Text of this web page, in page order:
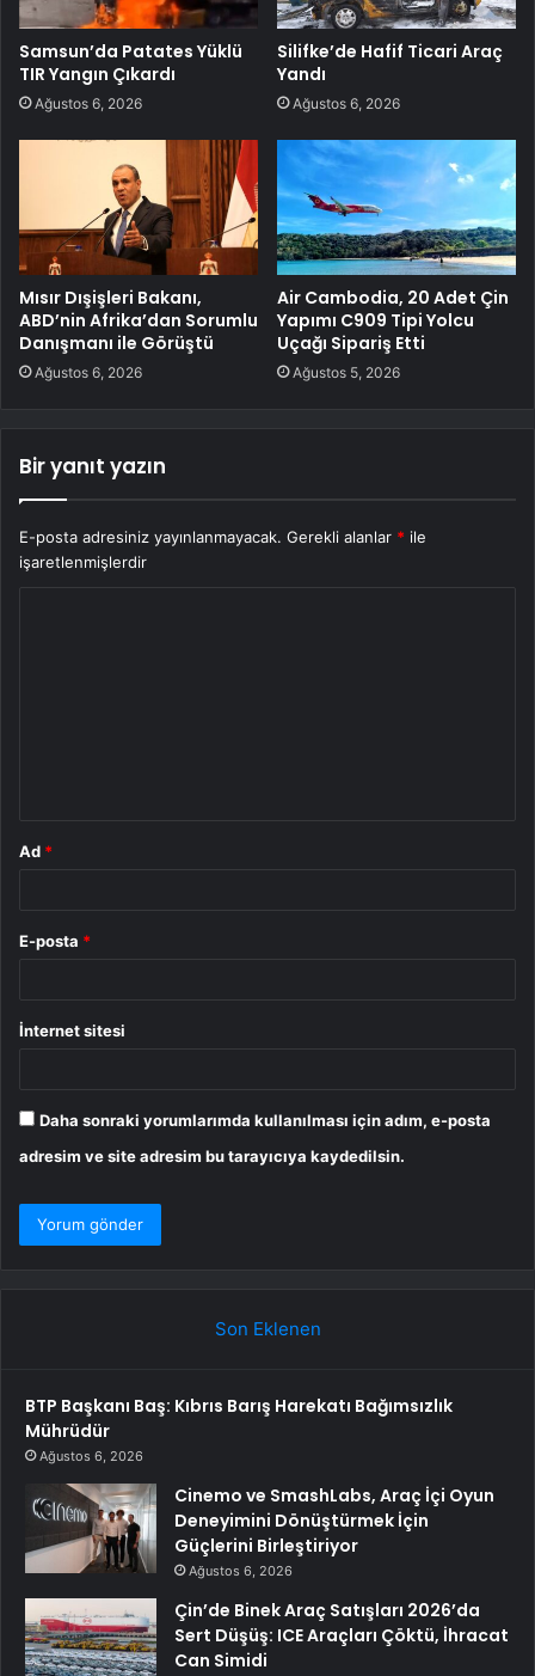
Samsun’da Patates Yüklü
TIR Yangın Çıkardı
Ağustos 6, 2026
Silifke’de Hafif Ticari Araç
Yandı
Ağustos 6, 2026
Mısır Dışişleri Bakanı,
ABD’nin Afrika’dan Sorumlu
Danışmanı ile Görüştü
Ağustos 6, 2026
Air Cambodia, 20 Adet Çin
Yapımı C909 Tipi Yolcu
Uçağı Sipariş Etti
Ağustos 5, 2026
Bir yanıt yazın
E-posta adresiniz yayınlanmayacak. Gerekli alanlar * ile
işaretlenmişlerdir
Ad *
E-posta *
İnternet sitesi
Daha sonraki yorumlarımda kullanılması için adım, e-posta
adresim ve site adresim bu tarayıcıya kaydedilsin.
Son Eklenen
BTP Başkanı Baş: Kıbrıs Barış Harekatı Bağımsızlık
Mührüdür
Ağustos 6, 2026
Cinemo ve SmashLabs, Araç İçi Oyun
Deneyimini Dönüştürmek İçin
Güçlerini Birleştiriyor
Ağustos 6, 2026
Çin’de Binek Araç Satışları 2026’da
Sert Düşüş: ICE Araçları Çöktü, İhracat
Can Simidi